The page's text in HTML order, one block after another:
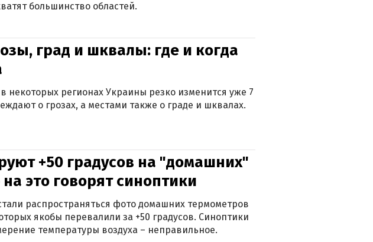
большинство областей.
град и шквалы: где и когда
некоторых регионах Украины резко изменится уже 7
о грозах, а местами также о граде и шквалах.
+50 градусов на "домашних"
это говорят синоптики
распространяться фото домашних термометров
якобы перевалили за +50 градусов. Синоптики
температуры воздуха – неправильное.